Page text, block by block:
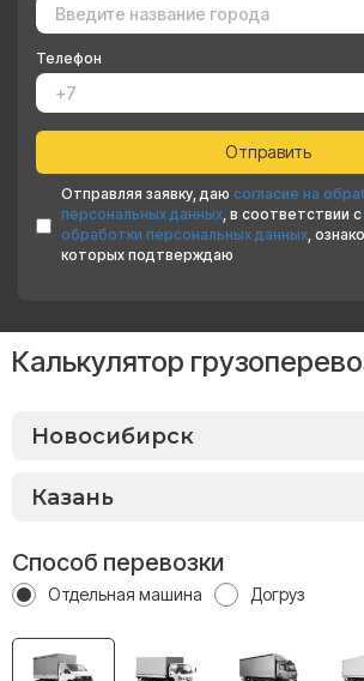
Телефон
Отправляя заявку, даю согласие на
персональных данных, в соответствии с
обработки персональных данных,
которых подтверждаю
Калькулятор
Способ перевозки
Отдельная машина Догруз